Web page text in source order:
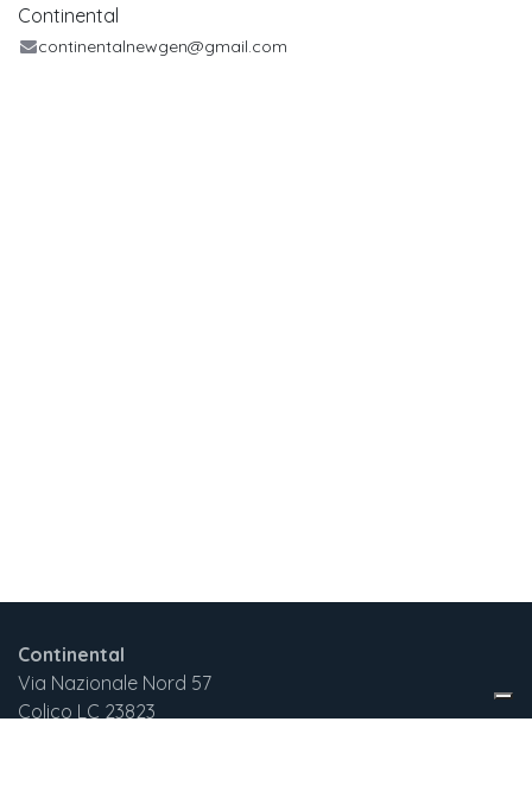
Continental
continentalnewgen@gmail.com
Continental
Via Nazionale Nord 57
Colico LC 23823